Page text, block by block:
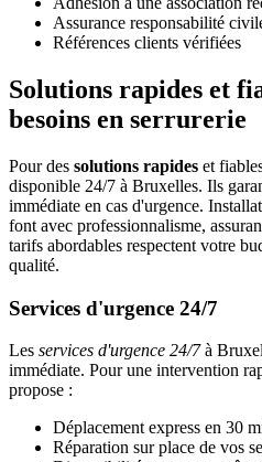
Assurance responsabilité
Références clients vérifiées
Solutions rapides et
besoins en serrurerie
Pour des solutions rapides et
disponible 24/7 à Bruxelles. Ils
immédiate en cas d'urgence.
font avec professionnalisme,
tarifs abordables respectent votre
qualité.
Services d'urgence 24/7
Les services d'urgence 24/7à
immédiate. Pour une intervention
propose :
Déplacement express en 30
Réparation sur place de vos